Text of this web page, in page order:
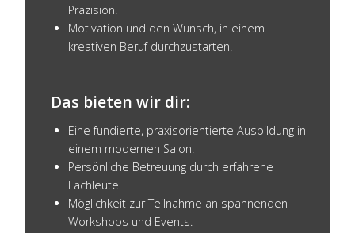
Präzision.
Motivation und den Wunsch, in einem
kreativen Beruf durchzustarten.
Das bieten wir dir:
Eine fundierte, praxisorientierte Ausbildung in
einem modernen Salon.
Persönliche Betreuung durch erfahrene
Fachleute.
Möglichkeit zur Teilnahme an spannenden
Workshops und Events.